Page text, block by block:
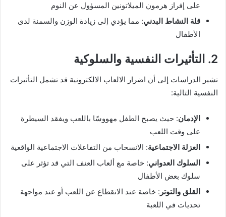
على إفراز هرمون الميلاتونين المسؤول عن النوم
قلة النشاط البدني: مما يؤدي إلى زيادة الوزن والسمنة لدى
الأطفال
2. التأثيرات النفسية والسلوكية
تشير الدراسات إلى أن اضرار الالعاب الالكترونية قد تشمل التأثيرات
النفسية التالية:
الإدمان: حيث يصبح الطفل مهووسًا باللعب ويفقد السيطرة
على وقت اللعب
العزلة الاجتماعية: الانسحاب من التفاعلات الاجتماعية الواقعية
السلوك العدواني: خاصة مع ألعاب العنف التي قد تؤثر على
سلوك بعض الأطفال
القلق والتوتر : خاصة عند الانقطاع عن اللعب أو عند مواجهة
تحديات في اللعبة